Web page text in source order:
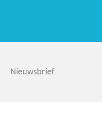
Nieuwsbrief